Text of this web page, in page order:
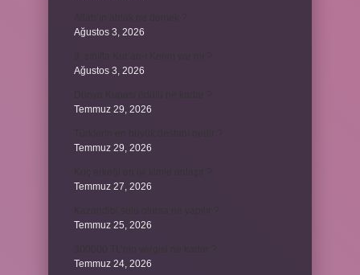
Ağustos 3, 2026
Ağustos 3, 2026
Temmuz 29, 2026
Temmuz 29, 2026
Temmuz 27, 2026
Temmuz 25, 2026
Temmuz 24, 2026